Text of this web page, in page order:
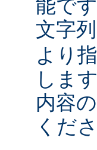
能で
文字
より
しま
内容
くだ